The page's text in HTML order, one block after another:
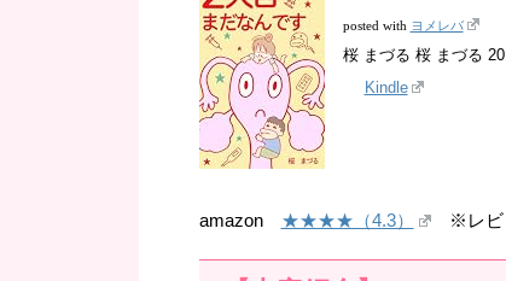
posted with ヨメレバ
桜 まづる 桜 まづる
Kindle
amazon ★★★★（4.3） ※レビ